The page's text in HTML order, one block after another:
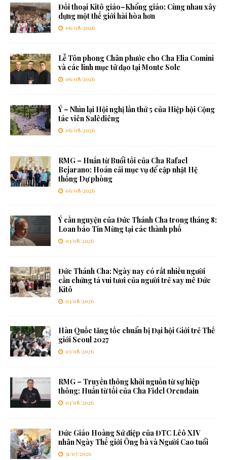
Đối thoại Kitô giáo–Khổng giáo: Cùng nhau xây
dựng một thế giới hài hòa hơn
06/08/2026
Lễ Tôn phong Chân phước cho Cha Elia Comini
và các linh mục tử đạo tại Monte Sole
06/08/2026
Ý – Nhìn lại Hội nghị lần thứ 5 của Hiệp hội Cộng
tác viên Salêdiêng
06/08/2026
RMG – Huấn từ Buổi tối của Cha Rafael
Bejarano: Hoán cải mục vụ để cập nhật Hệ
thống Dự phòng
06/08/2026
Ý cầu nguyện của Đức Thánh Cha trong tháng 8:
Loan báo Tin Mừng tại các thành phố
03/08/2026
Đức Thánh Cha: Ngày nay có rất nhiều người
cần chứng tá vui tươi của người trẻ say mê Đức
Kitô
03/08/2026
Hàn Quốc tăng tốc chuẩn bị Đại hội Giới trẻ Thế
giới Seoul 2027
03/08/2026
RMG – Truyền thông khởi nguồn từ sự hiệp
thông: Huấn từ tối của Cha Fidel Orendain
03/08/2026
Đức Giáo Hoàng Sứ điệp của ĐTC Lêô XIV
nhân Ngày Thế giới Ông bà và Người Cao tuổi
31/07/2026